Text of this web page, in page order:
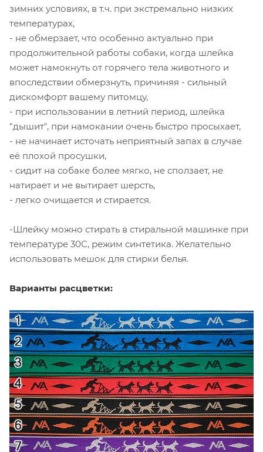
зимних условиях, в т.ч. при экстремально низких
температурах,
- не обмерзает, что особенно актуально при
продолжительной работы собаки, когда шлейка
может намокнуть от горячего тела животного и
впоследствии обмерзнуть, причиняя - сильный
дискомфорт вашему питомцу,
- при использовании в летний период, шлейка
"дышит", при намокании очень быстро просыхает,
- не начинает источать неприятный запах в случае
её плохой просушки,
- сидит на собаке более мягко, не сползает, не
натирает и не вытирает шерсть,
- легко очищается и стирается.
-Шлейку можно стирать в стиральной машинке при
температуре 30С, режим синтетика. Желательно
использовать мешок для стирки белья.
Варианты расцветки: